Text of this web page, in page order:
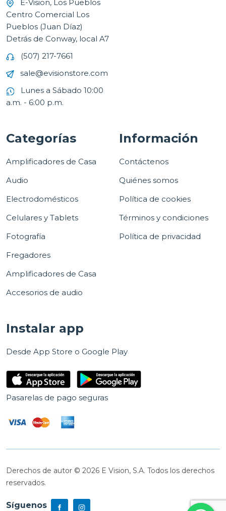
E-Vision, Los Pueblos
Centro Comercial Los
Pueblos (Juan Díaz)
Detrás de Conway, local A7
(507) 217-7661
sale@evisionstore.com
Lunes a Sábado 10:00
a.m. - 6:00 p.m.
Categorías
Amplificadores de Casa
Audio
Electrodomésticos
Celulares y Tablets
Fotografía
Fregadores
Amplificadores de Casa
Accesorios de audio
Información
Contáctenos
Quiénes somos
Política de cookies
Términos y condiciones
Política de privacidad
Instalar app
Desde App Store o Google Play
Pasarelas de pago seguras
Derechos de autor © 2026 E Vision, S.A. Todos los derechos
reservados.
Síguenos